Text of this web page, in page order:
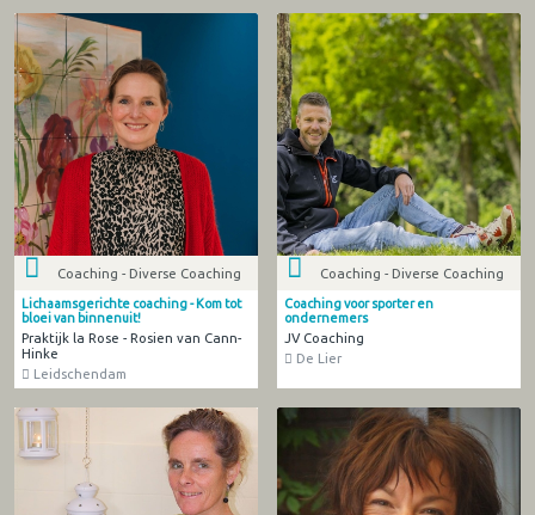
Coaching - Diverse Coaching
Lichaamsgerichte coaching - Kom tot
bloei van binnenuit!
Praktijk la Rose - Rosien van Cann-
Hinke
Leidschendam
Coaching - Diverse Coaching
Coaching voor sporter en
ondernemers
JV Coaching
De Lier